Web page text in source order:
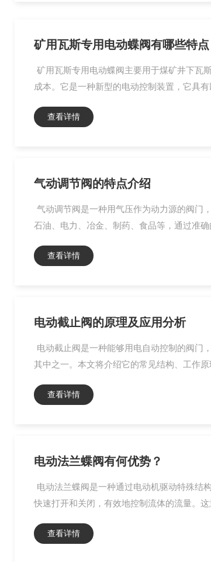
矿用瓦斯专用电动蝶阀有哪些特点
矿用瓦斯专用电动蝶阀主要用于煤矿井下瓦
成本。它是一种新型的电动控制装置，它具
查看详情
气动调节阀的特点介绍
气动调节阀是一种用气压作为动力源的阀门
石油、电力、冶金、制药、食品等，通过准
查看详情
电动截止阀的原理及应用分析
电动截止阀是一种能够用电自动控制的阀门
其中之一。本文将介绍它的常见结构、工作
查看详情
电动法兰蝶阀有何优势？
电动法兰蝶阀是一种通过电动机驱动特殊结
快速打开和关闭，有效地控制流体的流量。
查看详情